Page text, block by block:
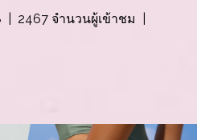
2467 จำนวนผู้เข้าชม